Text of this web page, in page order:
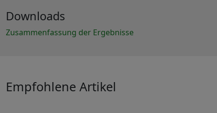
Downloads
Zusammenfassung der Ergebnisse
Empfohlene Artikel